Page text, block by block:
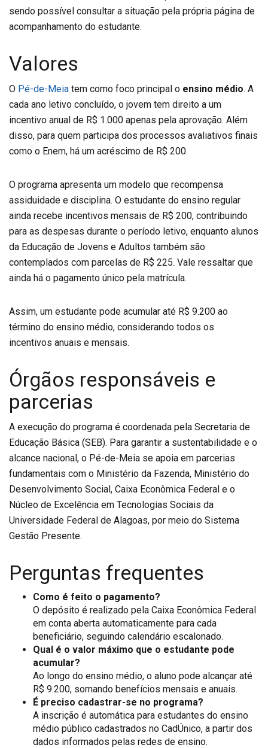
sendo possível consultar a situação pela própria página de
acompanhamento do estudante.
Valores
O Pé-de-Meia tem como foco principal o ensino médio. A
cada ano letivo concluído, o jovem tem direito a um
incentivo anual de R$ 1.000 apenas pela aprovação. Além
disso, para quem participa dos processos avaliativos finais
como o Enem, há um acréscimo de R$ 200.
O programa apresenta um modelo que recompensa
assiduidade e disciplina. O estudante do ensino regular
ainda recebe incentivos mensais de R$ 200, contribuindo
para as despesas durante o período letivo, enquanto alunos
da Educação de Jovens e Adultos também são
contemplados com parcelas de R$ 225. Vale ressaltar que
ainda há o pagamento único pela matrícula.
Assim, um estudante pode acumular até R$ 9.200 ao
término do ensino médio, considerando todos os
incentivos anuais e mensais.
Órgãos responsáveis e
parcerias
A execução do programa é coordenada pela Secretaria de
Educação Básica (SEB). Para garantir a sustentabilidade e o
alcance nacional, o Pé-de-Meia se apoia em parcerias
fundamentais com o Ministério da Fazenda, Ministério do
Desenvolvimento Social, Caixa Econômica Federal e o
Núcleo de Excelência em Tecnologias Sociais da
Universidade Federal de Alagoas, por meio do Sistema
Gestão Presente.
Perguntas frequentes
Como é feito o pagamento?
O depósito é realizado pela Caixa Econômica Federal
em conta aberta automaticamente para cada
beneficiário, seguindo calendário escalonado.
Qual é o valor máximo que o estudante pode
acumular?
Ao longo do ensino médio, o aluno pode alcançar até
R$ 9.200, somando benefícios mensais e anuais.
É preciso cadastrar-se no programa?
A inscrição é automática para estudantes do ensino
médio público cadastrados no CadÚnico, a partir dos
dados informados pelas redes de ensino.